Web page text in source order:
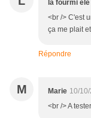
la fourmi élé
<br /> C'est
ça me plait
Répondre
M Marie 10/
<br /> A